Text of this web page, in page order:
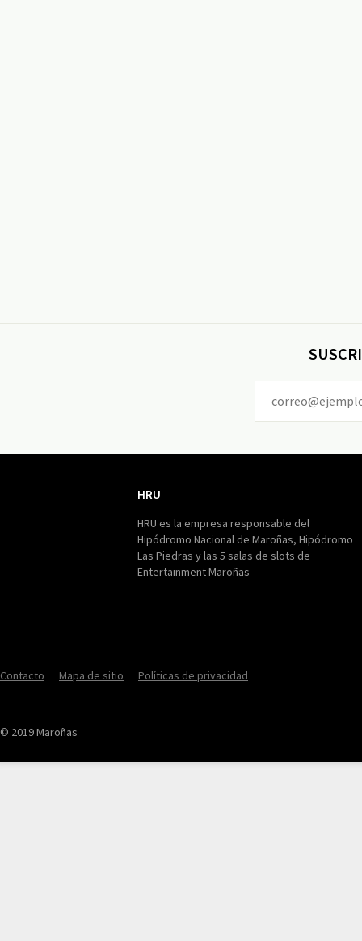
HRU
HRU es la empresa responsable del
Hipódromo Nacional de Maroñas, Hipódromo
Las Piedras y las 5 salas de slots de
Entertainment Maroñas
Contacto Mapa de sitio Políticas de privacidad
© 2019 Maroñas